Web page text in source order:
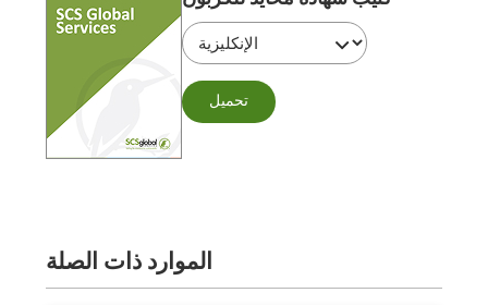
تحميل
الموارد ذات الصلة